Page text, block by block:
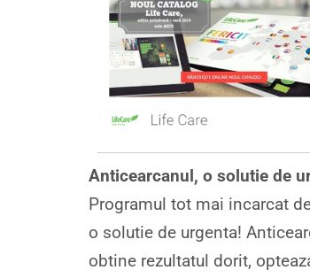
Anticearcanul, o solutie de
Programul tot mai incarcat
o solutie de urgenta!
obtine rezultatul dorit,